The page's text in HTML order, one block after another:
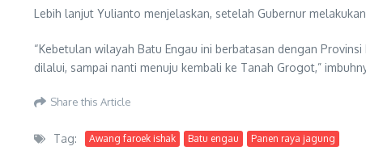
Lebih lanjut Yulianto menjelaskan, setelah Gubernur
“Kebetulan wilayah Batu Engau ini berbatasan dengan
dilalui, sampai nanti menuju kembali ke Tanah Grogot,”
Share this Article
Tag: Awang faroek ishak Batu engau Panen raya jagung